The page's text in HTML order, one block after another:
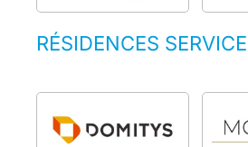
RÉSIDENCES